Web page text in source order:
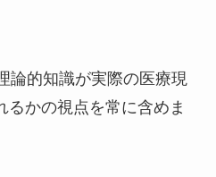
論的知識が実際の医療現
るかの視点を常に含めま